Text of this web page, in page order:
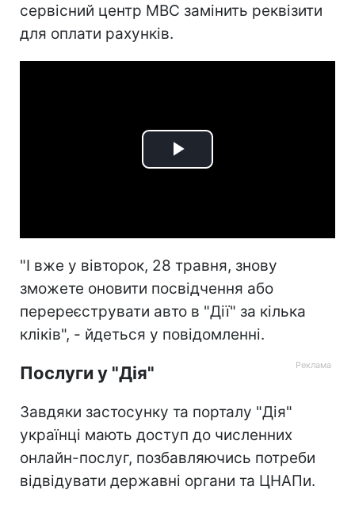
сервісний центр МВС замінить реквізити
для оплати рахунків.
Play
"І вже у вівторок, 28 травня, знову
зможете оновити посвідчення або
перереєструвати авто в "Дії" за кілька
кліків", - йдеться у повідомленні.
Послуги у "Дія"
Завдяки застосунку та порталу "Дія"
українці мають доступ до численних
онлайн-послуг, позбавляючись потреби
відвідувати державні органи та ЦНАПи.